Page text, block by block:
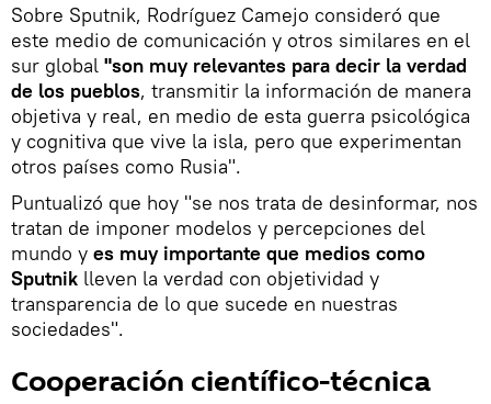
Sobre Sputnik, Rodríguez Camejo consideró que
este medio de comunicación y otros similares en el
sur global "son muy relevantes para decir la verdad
de los pueblos, transmitir la información de manera
objetiva y real, en medio de esta guerra psicológica
y cognitiva que vive la isla, pero que experimentan
otros países como Rusia".
Puntualizó que hoy "se nos trata de desinformar, nos
tratan de imponer modelos y percepciones del
mundo y es muy importante que medios como
Sputnik lleven la verdad con objetividad y
transparencia de lo que sucede en nuestras
sociedades".
Cooperación científico-técnica